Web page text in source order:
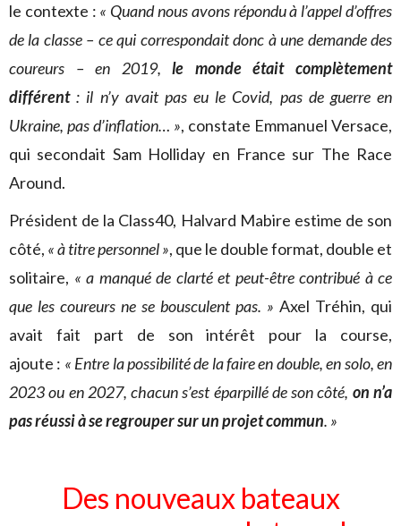
le contexte : « Quand nous avons répondu à l’appel d’offres
de la classe – ce qui correspondait donc à une demande des
coureurs – en 2019,le monde était complètement
différent: il n’y avait pas eu le Covid, pas de guerre en
Ukraine, pas d’inflation… », constate Emmanuel Versace,
qui secondait Sam Holliday en France sur The Race
Around.
Président de la Class40, Halvard Mabire estime de son
côté, « à titre personnel », que le double format, double et
solitaire, « a manqué de clarté et peut-être contribué à ce
que les coureurs ne se bousculent pas. » Axel Tréhin, qui
avait fait part de son intérêt pour la course,
ajoute : « Entre la possibilité de la faire en double, en solo, en
2023 ou en 2027, chacun s’est éparpillé de son côté, on n’a
pas réussi à se regrouper sur un projet commun. »
Des nouveaux bateaux